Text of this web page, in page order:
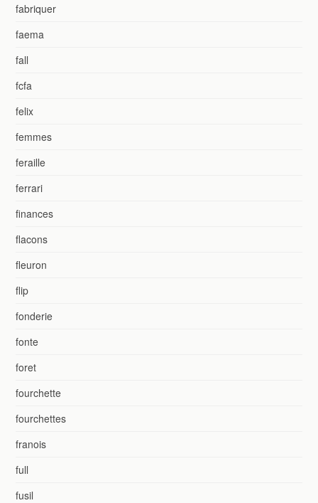
fabriquer
faema
fall
fcfa
felix
femmes
feraille
ferrari
finances
flacons
fleuron
flip
fonderie
fonte
foret
fourchette
fourchettes
franois
full
fusil